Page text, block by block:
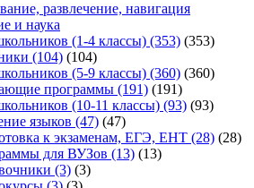
развлечение, навигация
и наука
(1-4 классы) (353) (353)
(104) (104)
(5-9 классы) (360) (360)
программы (191) (191)
(10-11 классы) (93) (93)
языков (47) (47)
к экзаменам, ЕГЭ, ЕНТ (28) (28)
для ВУЗов (13) (13)
(3) (3)